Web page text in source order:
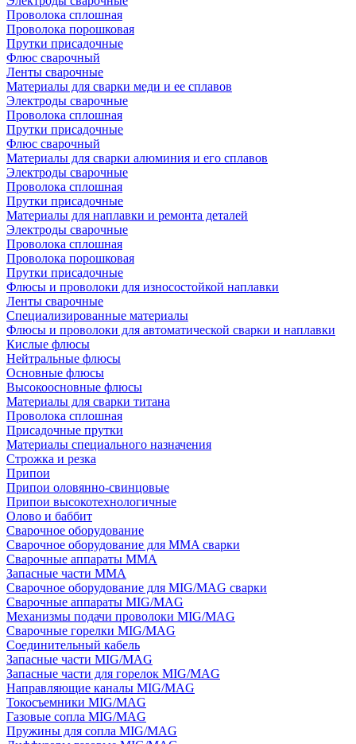
Проволока сплошная
Проволока порошковая
Прутки присадочные
Флюс сварочный
Ленты сварочные
Материалы для сварки меди и ее сплавов
Электроды сварочные
Проволока сплошная
Прутки присадочные
Флюс сварочный
Материалы для сварки алюминия и его сплавов
Электроды сварочные
Проволока сплошная
Прутки присадочные
Материалы для наплавки и ремонта деталей
Электроды сварочные
Проволока сплошная
Проволока порошковая
Прутки присадочные
Флюсы и проволоки для износостойкой наплавки
Ленты сварочные
Специализированные материалы
Флюсы и проволоки для автоматической сварки и наплавки
Кислые флюсы
Нейтральные флюсы
Основные флюсы
Высокоосновные флюсы
Материалы для сварки титана
Проволока сплошная
Присадочные прутки
Материалы специального назначения
Строжка и резка
Припои
Припои оловянно-свинцовые
Припои высокотехнологичные
Олово и баббит
Сварочное оборудование
Сварочное оборудование для MMA сварки
Сварочные аппараты MMA
Запасные части MMA
Сварочное оборудование для MIG/MAG сварки
Сварочные аппараты MIG/MAG
Механизмы подачи проволоки MIG/MAG
Сварочные горелки MIG/MAG
Соединительный кабель
Запасные части MIG/MAG
Запасные части для горелок MIG/MAG
Направляющие каналы MIG/MAG
Токосъемники MIG/MAG
Газовые сопла MIG/MAG
Пружины для сопла MIG/MAG